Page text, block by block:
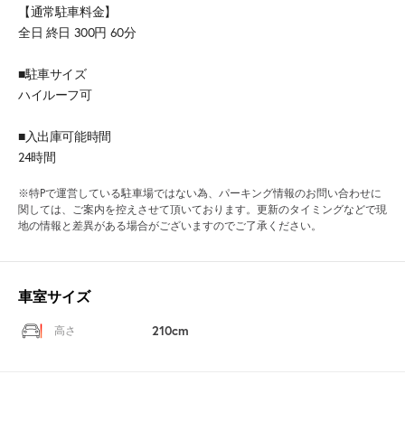
【通常駐車料金】
全日 終日 300円 60分
■駐車サイズ
ハイルーフ可
■入出庫可能時間
24時間
※特Pで運営している駐車場ではない為、パーキング情報のお問い合わせに
関しては、ご案内を控えさせて頂いております。更新のタイミングなどで現
地の情報と差異がある場合がございますのでご了承ください。
車室サイズ
高さ 210cm